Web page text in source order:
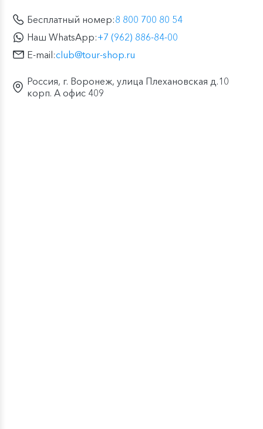
Бесплатный номер:8 800 700 80 54
Наш WhatsApp:+7 (962) 886-84-00
E-mail:club@tour-shop.ru
Россия, г. Воронеж, улица Плехановская д.10
корп. А офис 409